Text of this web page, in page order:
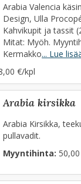
Arabia Valencia
Design, Ulla
Kahvikupit ja tassit
Mitat: Myöh.
Kermakko... Lue
€/kpl
arabia kirsikka
Arabia Kirsikka,
pullavadit.
Myyntihinta: